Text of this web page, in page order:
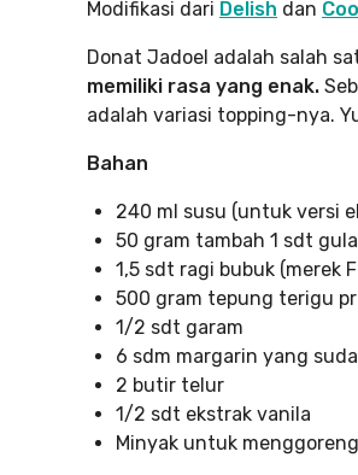
Modifikasi dari Delish dan
Donat Jadoel adalah salah
memiliki rasa yang enak.
adalah variasi topping-nya.
Bahan
240 ml susu (untuk versi
50 gram tambah 1 sdt
1,5 sdt ragi bubuk (merek
500 gram tepung terigu
1/2 sdt garam
6 sdm margarin yang
2 butir telur
1/2 sdt ekstrak vanila
Minyak untuk menggoreng